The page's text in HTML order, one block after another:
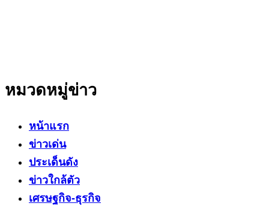
หมวดหมู่ข่าว
หน้าแรก
ข่าวเด่น
ประเด็นดัง
ข่าวใกล้ตัว
เศรษฐกิจ-ธุรกิจ